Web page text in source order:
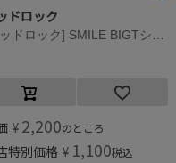
ドロック
¥ 2,200のところ
特別価格 ¥ 1,100税込